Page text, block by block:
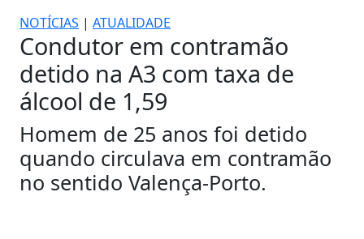
NOTÍCIAS | ATUALIDADE
Condutor em contramão
detido na A3 com taxa de
álcool de 1,59
Homem de 25 anos foi detido
quando circulava em contramão
no sentido Valença-Porto.